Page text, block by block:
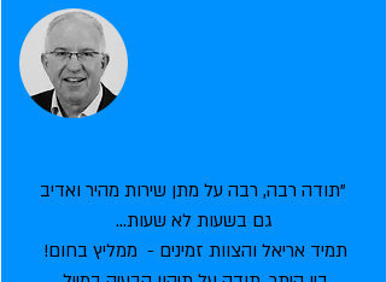
"תודה רבה, רבה על מתן שירות מהיר ואדיב
גם בשעות לא שעות...
תמיד אריאל והצוות זמינים - ממליץ בחום!